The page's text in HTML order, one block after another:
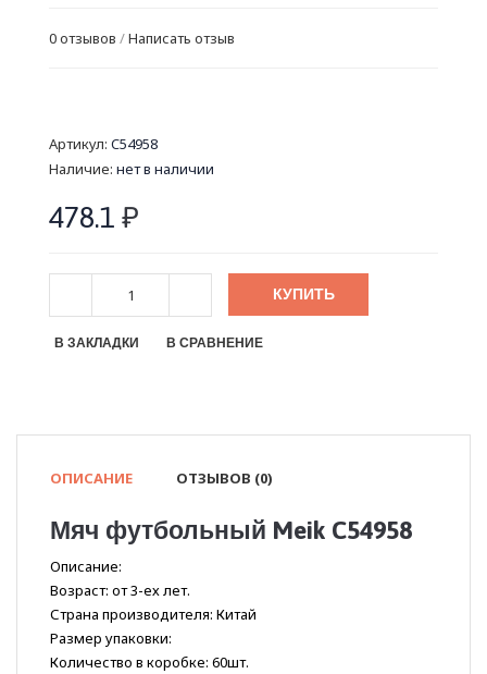
0 отзывов /Написать отзыв
Артикул: C54958
Наличие: нет в наличии
478.1 ₽
КУПИТЬ
В ЗАКЛАДКИ В СРАВНЕНИЕ
ОПИСАНИЕ ОТЗЫВОВ (0)
Мяч футбольный Meik C54958
Описание:
Возраст: от 3-ех лет.
Страна производителя: Китай
Размер упаковки:
Количество в коробке: 60шт.